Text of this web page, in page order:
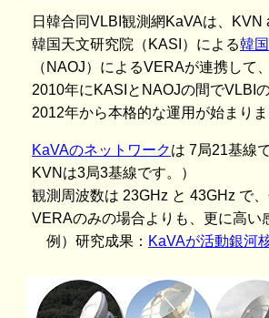
日韓合同VLBI観測網KaVAは、KVN
韓国天文研究院（KASI）による韓
（NAOJ）によるVERAが連携して
2010年にKASIとNAOJの間でVLBI
2012年から本格的な運用が始まりま
KaVAのネットワークは 7局21基線
KVNは3局3基線です。）
観測周波数は 23GHz と 43GHz で
VERAのみの場合よりも、更に高い
例）研究成果： KaVAが活動銀河